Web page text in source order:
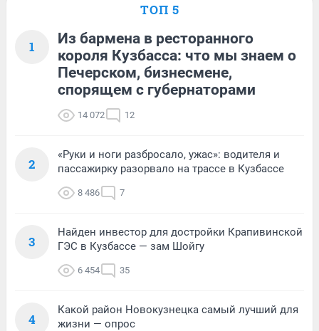
ТОП 5
1
Из бармена в ресторанного
короля Кузбасса: что мы знаем о
Печерском, бизнесмене,
спорящем с губернаторами
14 072 12
2
«Руки и ноги разбросало, ужас»: водителя и
пассажирку разорвало на трассе в Кузбассе
8 486 7
3
Найден инвестор для достройки Крапивинской
ГЭС в Кузбассе — зам Шойгу
6 454 35
4
Какой район Новокузнецка самый лучший для
жизни — опрос